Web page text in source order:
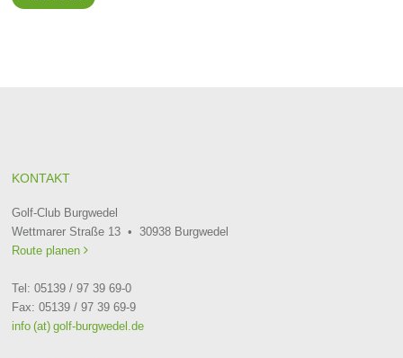
KONTAKT
Golf-Club Burgwedel
Wettmarer Straße 13 • 30938 Burgwedel
Route planen
Tel: 05139 / 97 39 69-0
Fax: 05139 / 97 39 69-9
info (at) golf-burgwedel.de